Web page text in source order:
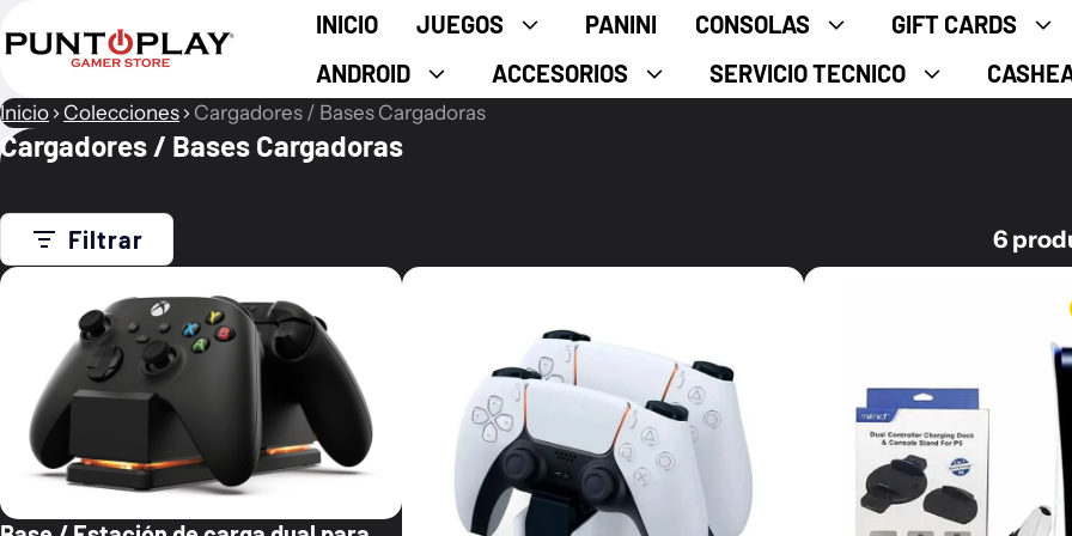
INICIO
JUEGOS PANINI CONSOLAS GIFT CARDS
ANDROID
ACCESORIOS SERVICIO TECNICO
Inicio Colecciones Cargadores / Bases Cargadoras
Cargadores / Bases Cargadoras
Filtrar 6